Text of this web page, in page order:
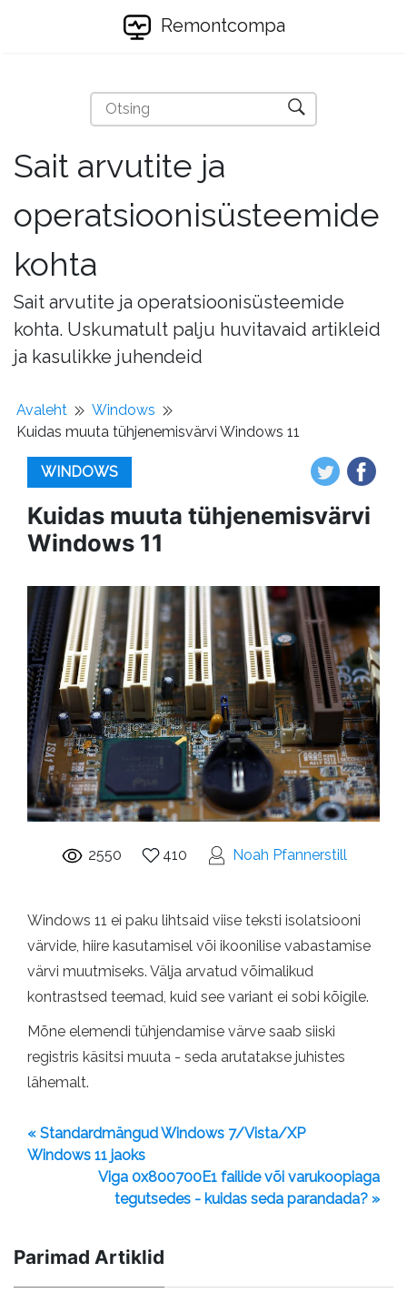
Remontcompa
Sait arvutite ja
operatsioonisüsteemide
kohta
Sait arvutite ja operatsioonisüsteemide
kohta. Uskumatult palju huvitavaid artikleid
ja kasulikke juhendeid
Avaleht
Windows
Kuidas muuta tühjenemisvärvi Windows 11
WINDOWS
Kuidas muuta tühjenemisvärvi
Windows 11
2550 410 Noah Pfannerstill
Windows 11 ei paku lihtsaid viise teksti isolatsiooni
värvide, hiire kasutamisel või ikoonilise vabastamise
värvi muutmiseks. Välja arvatud võimalikud
kontrastsed teemad, kuid see variant ei sobi kõigile.
Mõne elemendi tühjendamise värve saab siiski
registris käsitsi muuta - seda arutatakse juhistes
lähemalt.
« Standardmängud Windows 7/Vista/XP
Windows 11 jaoks
Viga 0x800700E1 failide või varukoopiaga
tegutsedes - kuidas seda parandada? »
Parimad Artiklid